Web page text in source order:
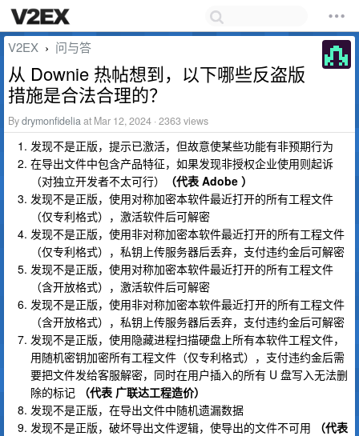
V2EX › 问与答
从 Downie 热帖想到，以下哪些反盗版
措施是合法合理的？
Bydrymonfideliaat Mar 12, 2024 · 2363 views
发现不是正版，提示已激活，但故意使某些功能有非预期行为
在导出文件中包含产品特征，如果发现非授权企业使用则起诉
（对独立开发者不太可行）
（代表 Adobe ）
发现不是正版，使用对称加密本软件最近打开的所有工程文件
（仅专利格式），激活软件后可解密
发现不是正版，使用非对称加密本软件最近打开的所有工程文件
（仅专利格式），私钥上传服务器后丢弃，支付违约金后可解密
发现不是正版，使用对称加密本软件最近打开的所有工程文件
（含开放格式），激活软件后可解密
发现不是正版，使用非对称加密本软件最近打开的所有工程文件
（含开放格式），私钥上传服务器后丢弃，支付违约金后可解密
发现不是正版，使用隐藏进程扫描硬盘上所有本软件工程文件，
用随机密钥加密所有工程文件（仅专利格式），支付违约金后需
要把文件发给客服解密，同时在用户插入的所有 U 盘写入无法删
除的标记
（代表 广联达工程造价）
发现不是正版，在导出文件中随机遗漏数据
发现不是正版，破坏导出文件逻辑，使导出的文件不可用
（代表